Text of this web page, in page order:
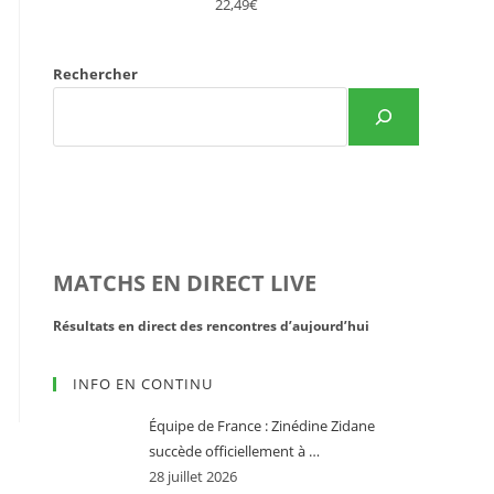
22,49€
Rechercher
MATCHS EN DIRECT LIVE
Résultats en direct des rencontres d’aujourd’hui
INFO EN CONTINU
Équipe de France : Zinédine Zidane
succède officiellement à …
28 juillet 2026